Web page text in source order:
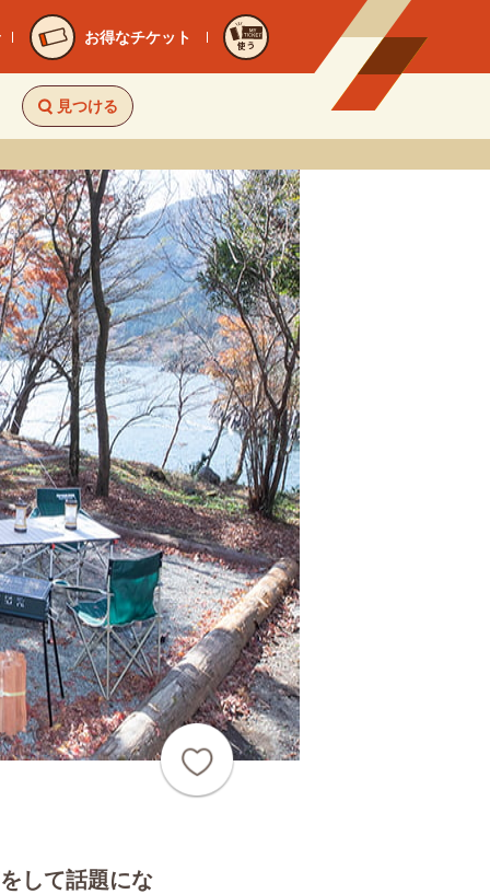
お得なチケット
使う
見つける
して話題にな